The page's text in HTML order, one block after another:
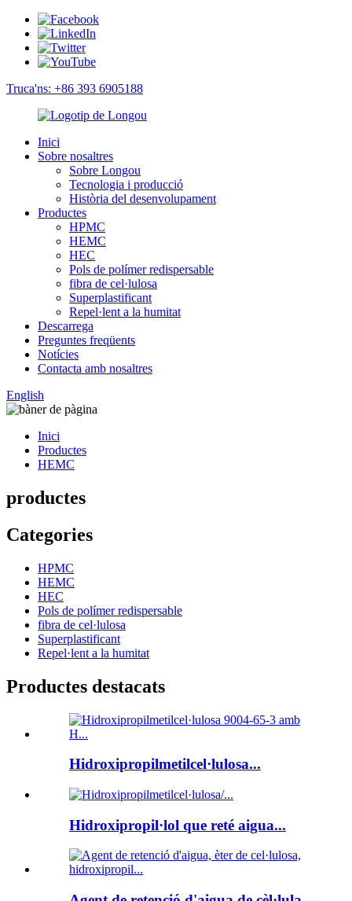
Truca'ns: +86 393 6905188
Inici
Sobre nosaltres
Sobre Longou
Tecnologia i producció
Història del desenvolupament
Productes
HPMC
HEMC
HEC
Pols de polímer redispersable
fibra de cel·lulosa
Superplastificant
Repel·lent a la humitat
Descarrega
Preguntes freqüents
Notícies
Contacta amb nosaltres
English
Inici
Productes
HEMC
productes
Categories
HPMC
HEMC
HEC
Pols de polímer redispersable
fibra de cel·lulosa
Superplastificant
Repel·lent a la humitat
Productes destacats
Hidroxipropilmetilcel·lulosa...
Hidroxipropil·lol que reté aigua...